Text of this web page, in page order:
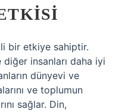
bir etkiye sahiptir.
diğer insanları daha iyi
dünyevi ve
ve toplumun
sağlar. Din,